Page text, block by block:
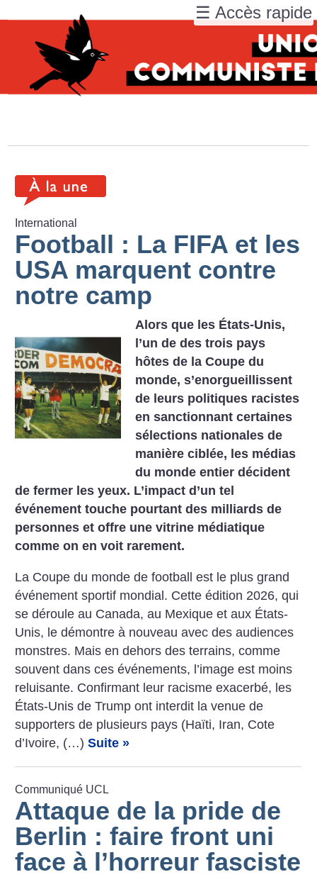
International
Football : La FIFA et les
USA marquent contre
notre camp
Alors que les États-Unis,
l’un de des trois pays
hôtes de la Coupe du
monde, s’enorgueillissent
de leurs politiques racistes
en sanctionnant certaines
sélections nationales de
manière ciblée, les médias
du monde entier décident
de fermer les yeux. L’impact d’un tel
événement touche pourtant des milliards de
personnes et offre une vitrine médiatique
comme on en voit rarement.
La Coupe du monde de football est le plus grand
événement sportif mondial. Cette édition 2026, qui
se déroule au Canada, au Mexique et aux États-
Unis, le démontre à nouveau avec des audiences
­monstres. Mais en dehors des terrains, comme
souvent dans ces événements, l’image est moins
reluisante. Confirmant leur racisme exacerbé, les
États-Unis de Trump ont interdit la venue de
supporters de plusieurs pays (Haïti, Iran, Cote
d’Ivoire, (…)Suite »
Communiqué UCL
Attaque de la pride de
Berlin : faire front uni
face à l’horreur fasciste
☰ Accès rapide